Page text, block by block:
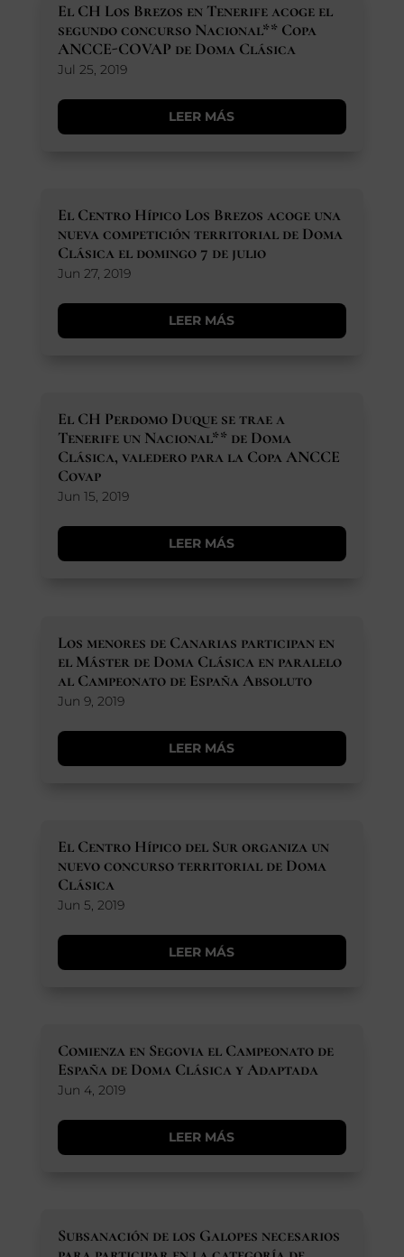
El CH Los Brezos en Tenerife acoge el
segundo concurso Nacional** Copa
ANCCE-COVAP de Doma Clásica
Jul 25, 2019
LEER MÁS
El Centro Hípico Los Brezos acoge una
nueva competición territorial de Doma
Clásica el domingo 7 de julio
Jun 27, 2019
LEER MÁS
El CH Perdomo Duque se trae a
Tenerife un Nacional** de Doma
Clásica, valedero para la Copa ANCCE
Covap
Jun 15, 2019
LEER MÁS
Los menores de Canarias participan en
el Máster de Doma Clásica en paralelo
al Campeonato de España Absoluto
Jun 9, 2019
LEER MÁS
El Centro Hípico del Sur organiza un
nuevo concurso territorial de Doma
Clásica
Jun 5, 2019
LEER MÁS
Comienza en Segovia el Campeonato de
España de Doma Clásica y Adaptada
Jun 4, 2019
LEER MÁS
Subsanación de los Galopes necesarios